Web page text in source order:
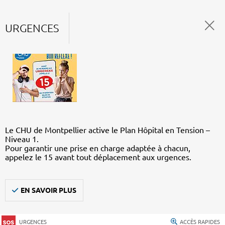
URGENCES
Le CHU de Montpellier active le Plan Hôpital en Tension –
Niveau 1.
Pour garantir une prise en charge adaptée à chacun,
appelez le 15 avant tout déplacement aux urgences.
EN SAVOIR PLUS
URGENCES ACCÈS RAPIDES